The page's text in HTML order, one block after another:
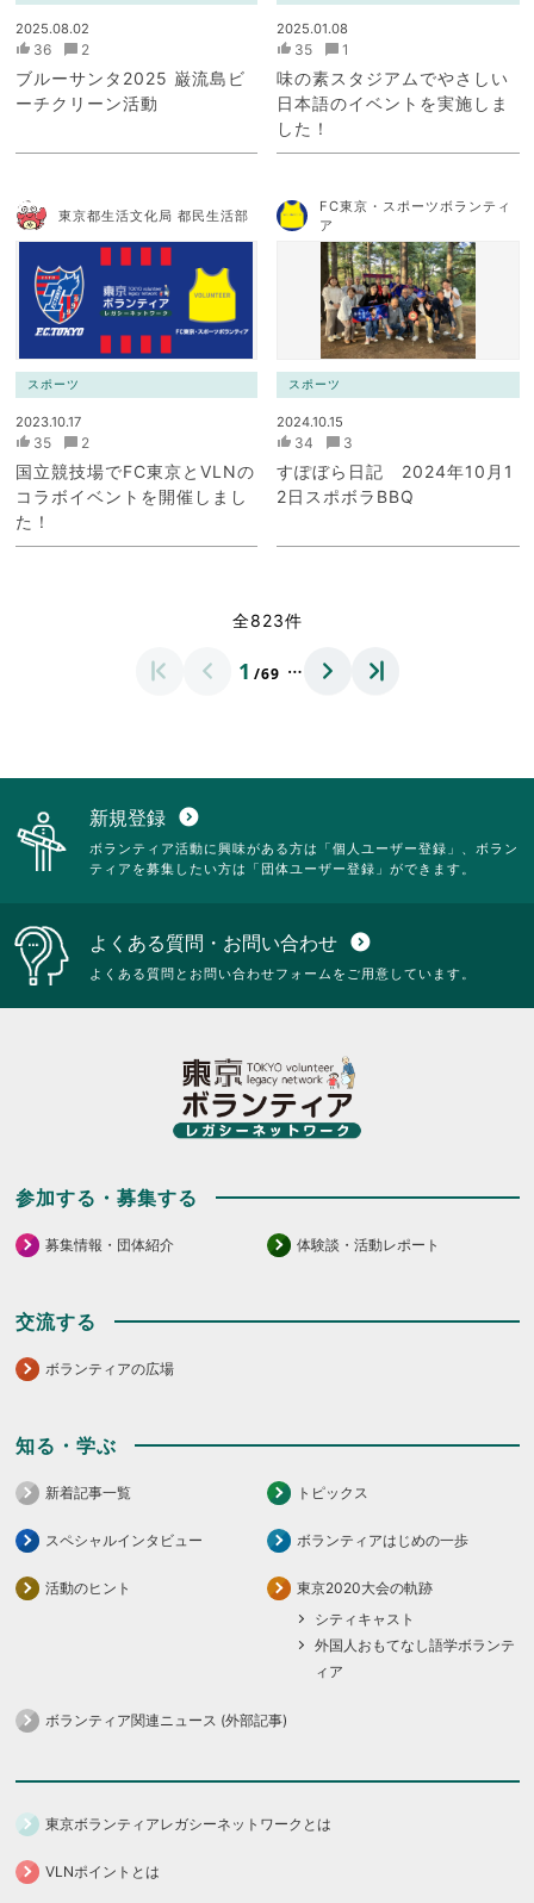
2025.08.02
36 2
ブルーサンタ2025 巌流島ビ
ーチクリーン活動
2025.01.08
35 1
味の素スタジアムでやさしい
日本語のイベントを実施しま
した！
東京都生活文化局 都民生活部
スポーツ
2023.10.17
35 2
国立競技場でFC東京とVLNの
コラボイベントを開催しまし
た！
FC東京・スポーツボランティ
ア
スポーツ
2024.10.15
34 3
すぽぼら日記 2024年10月1
2日スポボラBBQ
全823件
1 /69 …
新規登録 expand_circle_down
ボランティア活動に興味がある方は「個人ユーザー登録」、ボラン
ティアを募集したい方は「団体ユーザー登録」ができます。
よくある質問・お問い合わせ expand_circle_down
よくある質問とお問い合わせフォームをご用意しています。
参加する・募集する
募集情報・団体紹介 体験談・活動レポート
交流する
ボランティアの広場
知る・学ぶ
新着記事一覧 トピックス
スペシャルインタビュー ボランティアはじめの一歩
活動のヒント
東京2020大会の軌跡
シティキャスト
外国人おもてなし語学ボランテ
ィア
ボランティア関連ニュース (外部記事)
東京ボランティアレガシーネットワークとは
VLNポイントとは